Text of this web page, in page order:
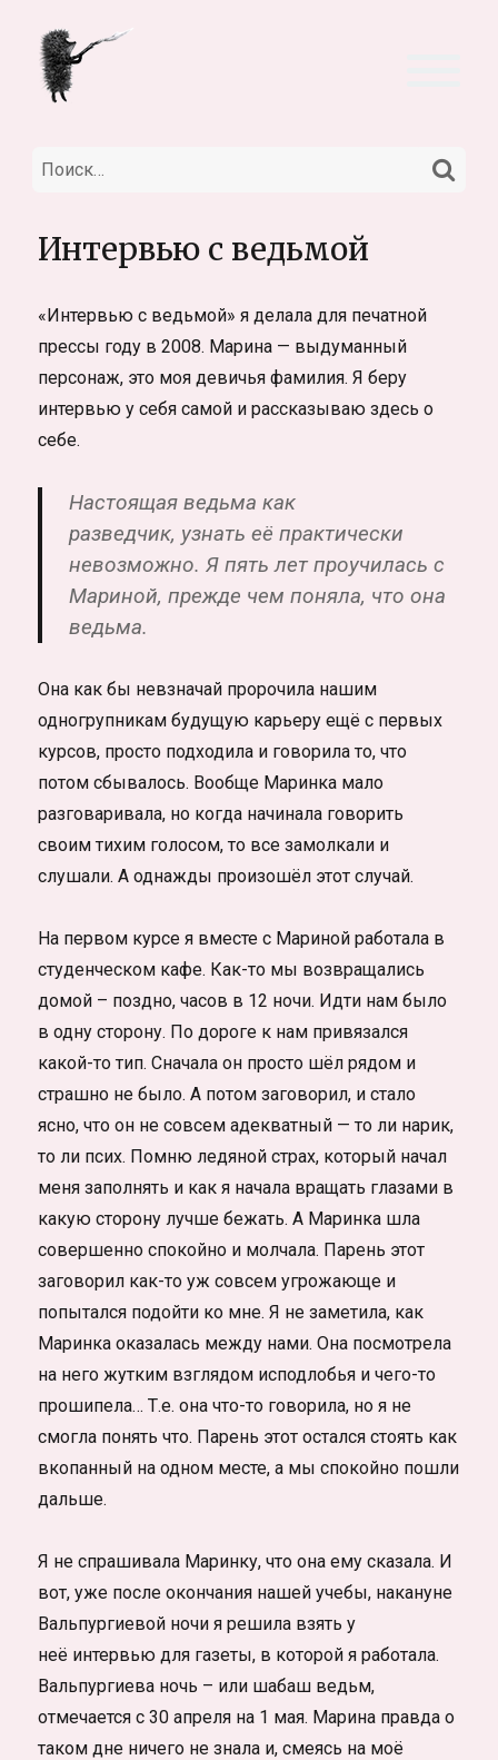
Искать:
Интервью с ведьмой
«Интервью с ведьмой» я делала для печатной
прессы году в 2008. Марина — выдуманный
персонаж, это моя девичья фамилия. Я беру
интервью у себя самой и рассказываю здесь о
себе.
Настоящая ведьма как
разведчик, узнать её практически
невозможно. Я пять лет проучилась с
Мариной, прежде чем поняла, что она
ведьма.
Она как бы невзначай пророчила нашим
одногрупникам будущую карьеру ещё с первых
курсов, просто подходила и говорила то, что
потом сбывалось. Вообще Маринка мало
разговаривала, но когда начинала говорить
своим тихим голосом, то все замолкали и
слушали. А однажды произошёл этот случай.
На первом курсе я вместе с Мариной работала в
студенческом кафе. Как-то мы возвращались
домой – поздно, часов в 12 ночи. Идти нам было
в одну сторону. По дороге к нам привязался
какой-то тип. Сначала он просто шёл рядом и
страшно не было. А потом заговорил, и стало
ясно, что он не совсем адекватный — то ли нарик,
то ли псих. Помню ледяной страх, который начал
меня заполнять и как я начала вращать глазами в
какую сторону лучше бежать. А Маринка шла
совершенно спокойно и молчала. Парень этот
заговорил как-то уж совсем угрожающе и
попытался подойти ко мне. Я не заметила, как
Маринка оказалась между нами. Она посмотрела
на него жутким взглядом исподлобья и чего-то
прошипела… Т.е. она что-то говорила, но я не
смогла понять что. Парень этот остался стоять как
вкопанный на одном месте, а мы спокойно пошли
дальше.
Я не спрашивала Маринку, что она ему сказала. И
вот, уже после окончания нашей учебы, накануне
Вальпургиевой ночи я решила взять у
неё интервью для газеты, в которой я работала.
Вальпургиева ночь – или шабаш ведьм,
отмечается с 30 апреля на 1 мая. Марина правда о
таком дне ничего не знала и, смеясь на моё